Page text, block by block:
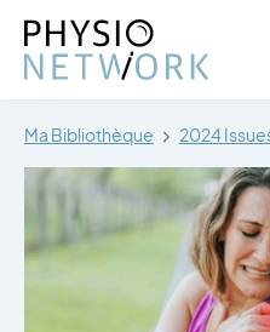
Ma Bibliothèque 2024